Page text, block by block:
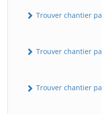
Trouver chantier
Trouver chantier
Trouver chantier